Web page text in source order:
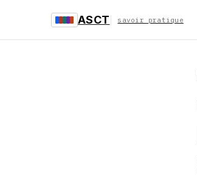
ASCT savoir pratique